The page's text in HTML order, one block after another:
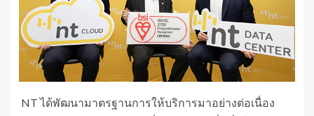
NT ได้พัฒนามาตรฐานการให้บริการมาอย่างต่อเนื่อง